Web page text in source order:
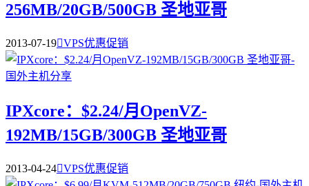
256MB/20GB/500GB 圣地亚哥
2013-07-19VPS优惠促销
IPXcore：$2.24/月OpenVZ-
192MB/15GB/300GB 圣地亚哥
2013-04-24VPS优惠促销